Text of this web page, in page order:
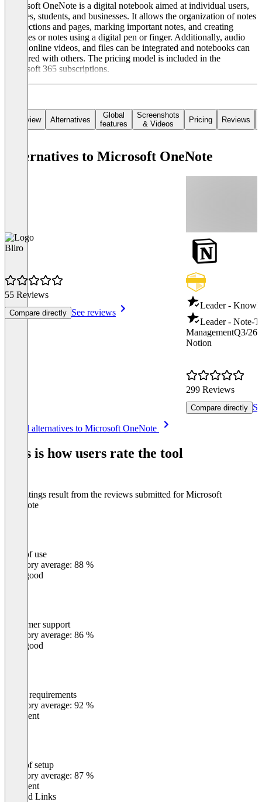
Microsoft OneNote is a digital notebook aimed at individual users,
families, students, and businesses. It allows the organization of notes
into sections and pages, marking important notes, and creating
sketches or notes using a digital pen or finger. Additionally, audio
notes, online videos, and files can be integrated and notebooks can
be shared with others. The pricing model is included in the
Microsoft 365 subscriptions.
Overview Alternatives
Global
features
Screenshots
& Videos
Pricing Reviews
Alternatives to Microsoft OneNote
Bliro
55 Reviews
Compare directly See reviews
Leader -
Leader - Note-
ManagementQ3/26
Notion
299 Reviews
Compare directly
See all alternatives to Microsoft OneNote
This is how users rate the tool
The ratings result from the reviews submitted for Microsoft
OneNote
Ease of use
Category average: 88 %
Very good
Customer support
Category average: 86 %
Very good
Meets requirements
Category average: 92 %
Excellent
Ease of setup
Category average: 87 %
Excellent
Related Links